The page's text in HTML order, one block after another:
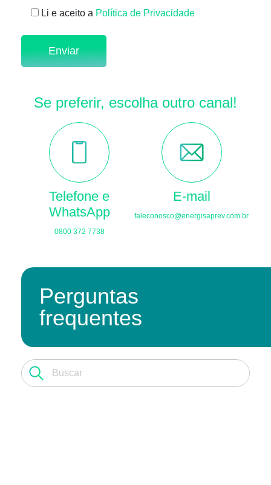
Li e aceito a Política de Privacidade
Se preferir, escolha outro canal!
Telefone e
WhatsApp
0800 372 7738
E-mail
faleconosco@energisaprev.com.br
Perguntas
frequentes